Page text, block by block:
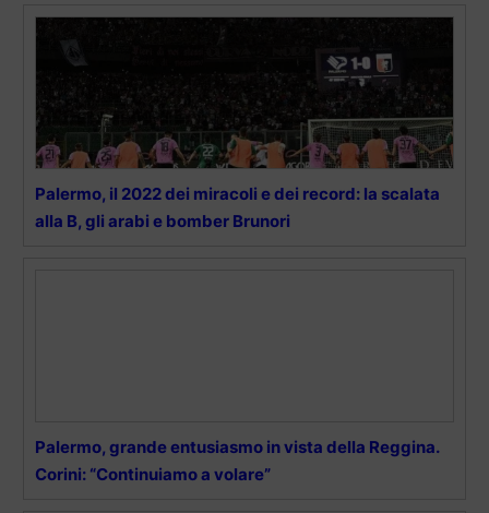
Palermo, il 2022 dei miracoli e dei record: la scalata
alla B, gli arabi e bomber Brunori
Palermo, grande entusiasmo in vista della Reggina.
Corini: “Continuiamo a volare”